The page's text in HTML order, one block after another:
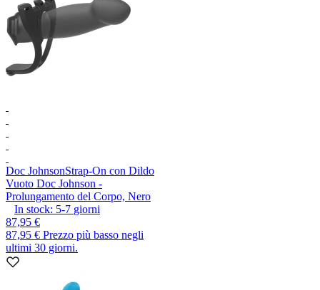
Doc JohnsonStrap-On con Dildo
Vuoto Doc Johnson -
Prolungamento del Corpo, Nero
In stock: 5-7 giorni
87,95 €
87,95 € Prezzo più basso negli
ultimi 30 giorni.